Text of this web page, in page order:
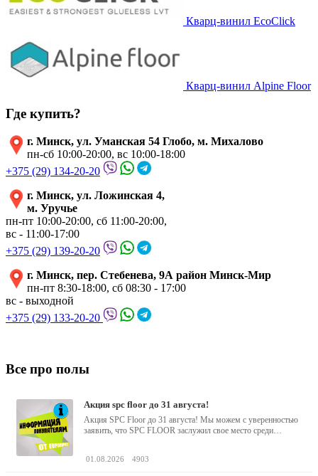
Кварц-винил EcoClick
Кварц-винил Alpine Floor
Где купить?
г. Минск, ул. Уманская 54 Глобо, м. Михалово
пн-сб 10:00-20:00, вс 10:00-18:00
+375 (29) 134-20-20
г. Минск, ул. Ложинская 4,
м. Уручье
пн-пт 10:00-20:00, сб 11:00-20:00,
вс - 11:00-17:00
+375 (29) 139-20-20
г. Минск, пер. Стебенева, 9А район Минск-Мир
пн-пт 8:30-18:00, сб 08:30 - 17:00
вс - выходной
+375 (29) 133-20-20
Все про полы
акция spc floor до 31 августа!
Акция SPC Floor до 31 августа! Мы можем с уверенностью
заявить, что SPC FLOOR заслужил свое место среди
01.08.2026 4903